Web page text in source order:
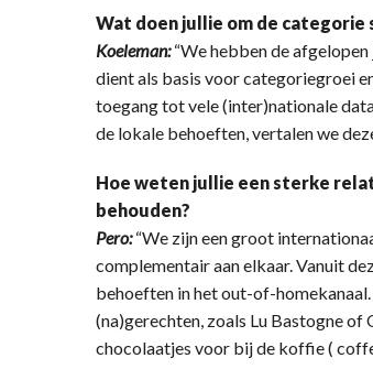
Wat doen jullie om de
Koeleman:“We hebben de
dient als basis voor categoriegroei
toegang tot vele (inter)nationale
de lokale behoeften, vertalen we
Hoe weten jullie een sterke
behouden?
Pero:“We zijn een groot
complementair aan elkaar. Vanuit
behoeften in het out-of-
(na)gerechten, zoals Lu Bastogne
chocolaatjes voor bij de koffie (